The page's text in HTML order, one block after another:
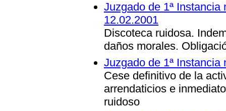
Juzgado de 1ª Instancia
12.02.2001
Discoteca ruidosa.
daños morales.
Juzgado de 1ª Instancia
Cese definitivo de la
arrendaticios e
ruidoso